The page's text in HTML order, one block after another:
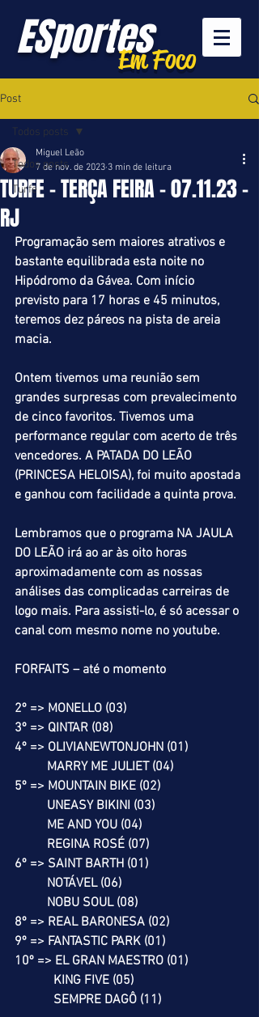
ESportesEm Foco
Post
Todos posts
Turfe
Todos posts
TURFE - TERÇA FEIRA - 07.11.23 -
RJ
Miguel Leão
7 de nov. de 2023 3 min de leitura
Programação sem maiores atrativos e
bastante equilibrada esta noite no
Hipódromo da Gávea. Com início
previsto para 17 horas e 45 minutos,
teremos dez páreos na pista de areia
macia.
Ontem tivemos uma reunião sem
grandes surpresas com prevalecimento
de cinco favoritos. Tivemos uma
performance regular com acerto de três
vencedores. A PATADA DO LEÃO
(PRINCESA HELOISA), foi muito apostada
e ganhou com facilidade a quinta prova.
Lembramos que o programa NA JAULA
DO LEÃO irá ao ar às oito horas
aproximadamente com as nossas
análises das complicadas carreiras de
logo mais. Para assisti-lo, é só acessar o
canal com mesmo nome no youtube.
FORFAITS – até o momento
2º => MONELLO (03)
3º => QINTAR (08)
4º => OLIVIANEWTONJOHN (01)
          MARRY ME JULIET (04)
5º => MOUNTAIN BIKE (02)
          UNEASY BIKINI (03)
          ME AND YOU (04)
          REGINA ROSÉ (07)
6º => SAINT BARTH (01)
          NOTÁVEL (06)
          NOBU SOUL (08)
8º => REAL BARONESA (02)
9º => FANTASTIC PARK (01)
10º => EL GRAN MAESTRO (01)
            KING FIVE (05)
            SEMPRE DAGÔ (11)